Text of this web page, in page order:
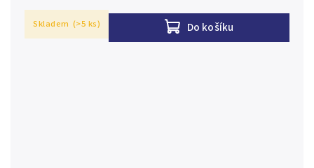
Do košíku
Skladem (>5 ks)